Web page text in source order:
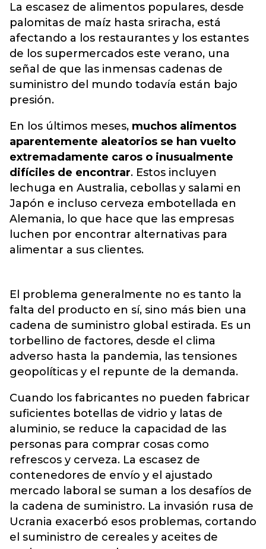
La escasez de alimentos populares, desde
palomitas de maíz hasta sriracha, está
afectando a los restaurantes y los estantes
de los supermercados este verano, una
señal de que las inmensas cadenas de
suministro del mundo todavía están bajo
presión.
En los últimos meses, muchos alimentos
aparentemente aleatorios se han vuelto
extremadamente caros o inusualmente
difíciles de encontrar. Estos incluyen
lechuga en Australia, cebollas y salami en
Japón e incluso cerveza embotellada en
Alemania, lo que hace que las empresas
luchen por encontrar alternativas para
alimentar a sus clientes.
El problema generalmente no es tanto la
falta del producto en sí, sino más bien una
cadena de suministro global estirada. Es un
torbellino de factores, desde el clima
adverso hasta la pandemia, las tensiones
geopolíticas y el repunte de la demanda.
Cuando los fabricantes no pueden fabricar
suficientes botellas de vidrio y latas de
aluminio, se reduce la capacidad de las
personas para comprar cosas como
refrescos y cerveza. La escasez de
contenedores de envío y el ajustado
mercado laboral se suman a los desafíos de
la cadena de suministro. La invasión rusa de
Ucrania exacerbó esos problemas, cortando
el suministro de cereales y aceites de